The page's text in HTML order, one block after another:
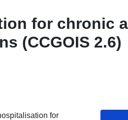
for chronic
(CCGOIS 2.6)
for